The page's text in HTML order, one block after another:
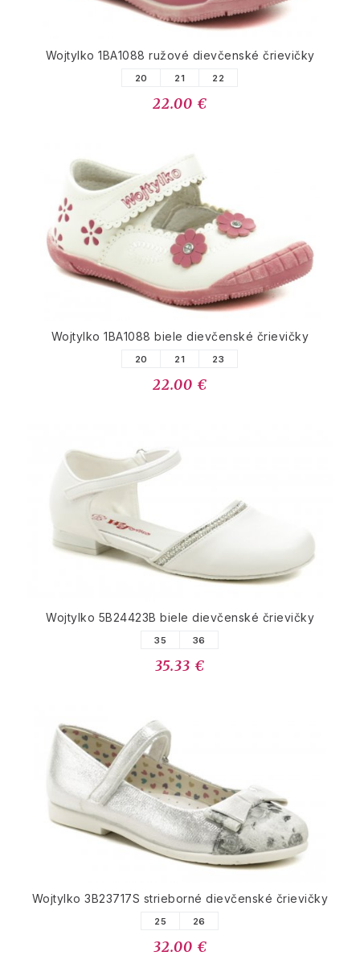
Wojtylko 1BA1088 ružové dievčenské črievičky
20 21 22
22.00 €
Wojtylko 1BA1088 biele dievčenské črievičky
20 21 23
22.00 €
Wojtylko 5B24423B biele dievčenské črievičky
35 36
35.33 €
Wojtylko 3B23717S strieborné dievčenské črievičky
25 26
32.00 €